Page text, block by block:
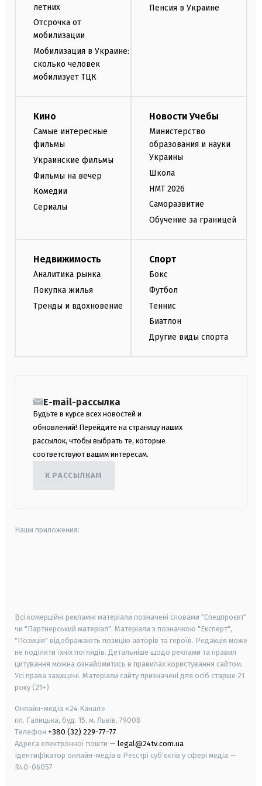
летних
Отсрочка от
мобилизации
Мобилизация в Украине:
сколько человек
мобилизует ТЦК
Пенсия в Украине
Кино
Самые интересные
фильмы
Украинские фильмы
Фильмы на вечер
Комедии
Сериалы
Новости Учебы
Министерство
образования и науки
Украины
Школа
НМТ 2026
Саморазвитие
Обучение за границей
Недвижимость
Аналитика рынка
Покупка жилья
Тренды и вдохновение
Спорт
Бокс
Футбол
Теннис
Биатлон
Другие виды спорта
E-mail-рассылка
Будьте в курсе всех новостей и
обновлений! Перейдите на страницу наших
рассылок, чтобы выбрать те, которые
соответствуют вашим интересам.
К РАССЫЛКАМ
Наши приложения:
Всі комерційні рекламні матеріали позначені словами "Спецпроєкт"
чи "Партнерський матеріал". Матеріали з позначкою "Експерт",
"Позиція" відображають позицію авторів та героїв. Редакція може
не поділяти їхніх поглядів. Детальніше щодо реклами та правил
цитування можна ознайомитись в правилах користування сайтом.
Усі права захищені. Матеріали сайту призначені для осіб старше 21
року (21+)
Онлайн-медіа «24 Канал»
пл. Галицька, буд. 15, м. Львів, 79008
Телефон +380 (32) 229-77-77
Адреса електронної пошти — legal@24tv.com.ua
Ідентифікатор онлайн-медіа в Реєстрі суб'єктів у сфері медіа —
R40-06057